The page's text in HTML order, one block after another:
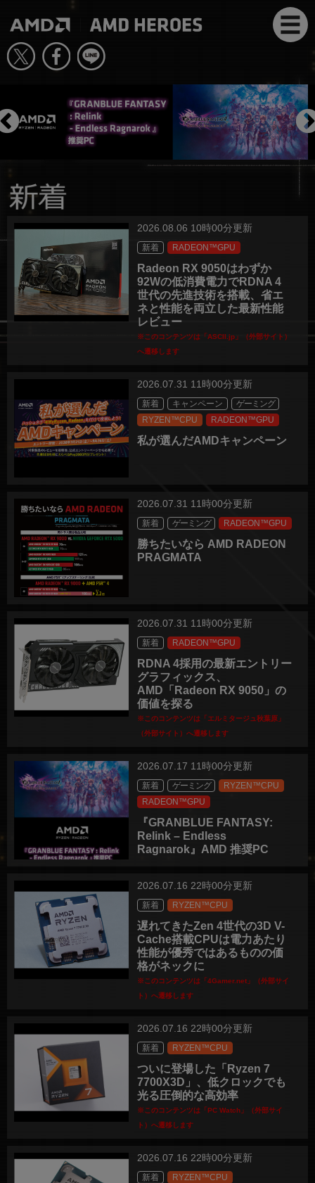
2026.08.06 10時00分更新
新着 RADEON™GPU
Radeon RX 9050はわずか
92Wの低消費電力でRDNA 4
世代の先進技術を搭載、省エ
ネと性能を両立した最新性能
レビュー
※このコンテンツは「ASCII.jp」（外部サイト）
へ遷移します
2026.07.31 11時00分更新
新着 キャンペーン
ゲーミング
RYZEN™CPU
RADEON™GPU
私が選んだAMDキャンペーン
2026.07.31 11時00分更新
新着 ゲーミング RADEON™GPU
勝ちたいなら AMD RADEON
PRAGMATA
2026.07.31 11時00分更新
新着 RADEON™GPU
RDNA 4採用の最新エントリー
グラフィックス、
AMD「Radeon RX 9050」の
価値を探る
※このコンテンツは「エルミタージュ秋葉原」
（外部サイト）へ遷移します
2026.07.17 11時00分更新
新着 ゲーミング
RYZEN™CPU
RADEON™GPU
『GRANBLUE FANTASY:
Relink – Endless
Ragnarok』AMD 推奨PC
2026.07.16 22時00分更新
新着 RYZEN™CPU
遅れてきたZen 4世代の3D V-
Cache搭載CPUは電力あたり
性能が優秀ではあるものの価
格がネックに
※このコンテンツは「4Gamer.net」（外部サイ
ト）へ遷移します
2026.07.16 22時00分更新
新着 RYZEN™CPU
ついに登場した「Ryzen 7
7700X3D」、低クロックでも
光る圧倒的な高効率
※このコンテンツは「PC Watch」（外部サイ
ト）へ遷移します
2026.07.16 22時00分更新
新着 RYZEN™CPU